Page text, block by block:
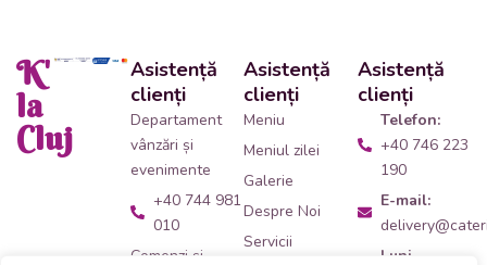
K'
la
Cluj
Asistență
clienți
Departament
vânzări și
evenimente
+40 744 981
010
Comenzi și
Asistență
clienți
Meniu
Meniul zilei
Galerie
Despre Noi
Servicii
Asistență
clienți
Telefon:
+40 746 223
190
E-mail:
Luni -